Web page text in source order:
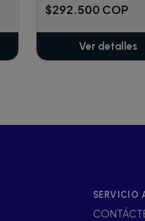
$292.500 COP
Ver detalles
SERVICIO